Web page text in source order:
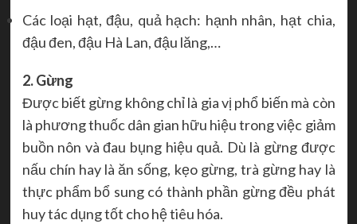
Các loại hạt, đậu, quả hạch: hạnh nhân, hạt chia,
đậu đen, đậu Hà Lan, đậu lăng,…
2. Gừng
Được biết gừng không chỉ là gia vị phổ biến mà còn
là phương thuốc dân gian hữu hiệu trong việc giảm
buồn nôn và đau bụng hiệu quả. Dù là gừng được
nấu chín hay là ăn sống, kẹo gừng, trà gừng hay là
thực phẩm bổ sung có thành phần gừng đều phát
huy tác dụng tốt cho hệ tiêu hóa.